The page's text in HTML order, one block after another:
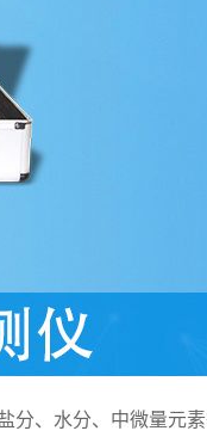
、水分、中微量元